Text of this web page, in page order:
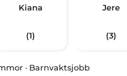
Kiana
(1)
Jere
(3)
· Barnvaktsjobb